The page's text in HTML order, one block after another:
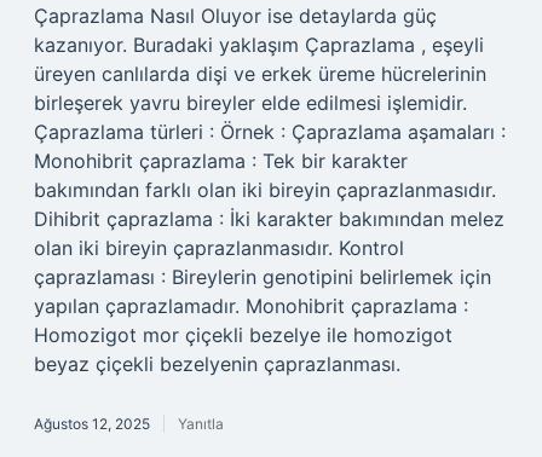
Çaprazlama Nasıl Oluyor ise detaylarda güç
kazanıyor. Buradaki yaklaşım Çaprazlama , eşeyli
üreyen canlılarda dişi ve erkek üreme hücrelerinin
birleşerek yavru bireyler elde edilmesi işlemidir.
Çaprazlama türleri : Örnek : Çaprazlama aşamaları :
Monohibrit çaprazlama : Tek bir karakter
bakımından farklı olan iki bireyin çaprazlanmasıdır.
Dihibrit çaprazlama : İki karakter bakımından melez
olan iki bireyin çaprazlanmasıdır. Kontrol
çaprazlaması : Bireylerin genotipini belirlemek için
yapılan çaprazlamadır. Monohibrit çaprazlama :
Homozigot mor çiçekli bezelye ile homozigot
beyaz çiçekli bezelyenin çaprazlanması.
Ağustos 12, 2025 Yanıtla